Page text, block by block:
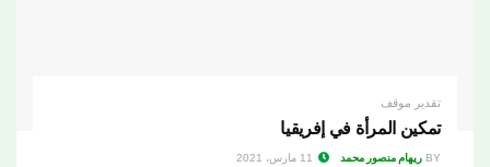
تقدير موقف
تمكين المرأة في إفريقيا
BY ريهام منصور محمد